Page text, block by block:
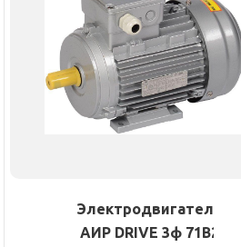
Электродвигатель
АИР DRIVE 3ф 71B2